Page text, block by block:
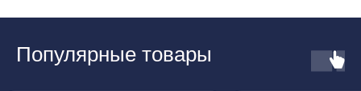
Популярные товары